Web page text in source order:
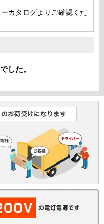
カタログよりご確認くだ
した。